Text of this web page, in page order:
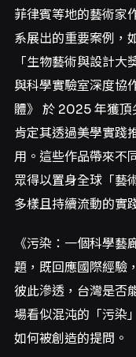
菲律賓等地的藝術家
系展出的重要案例，
「生物藝術與設計
與科學實驗室深度協
體》 於 2025 年獲頂
肯定其透過美學實踐
用。這些作品帶來不
眾得以置身全球「藝
多樣且持續流動的實
《污染：一個科學
題，既回應國際經驗
彼此滲透，台灣是否
場看似混沌的「污染
如何被創造的提問。